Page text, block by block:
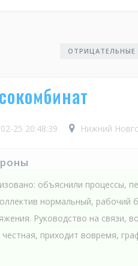
25 20:48:39 Нижний
объяснили процессы,
нормальный, рабочий
Руководство на связи,
приходит вовремя,